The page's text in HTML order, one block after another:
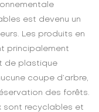
est devenu un
Les produits en
principalement
de plastique
coupe d’arbre,
des forêts.
sont recyclables et